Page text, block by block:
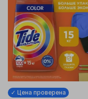
✓ Цена проверена